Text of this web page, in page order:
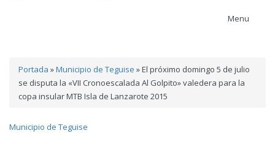
Menu
Portada »Municipio de Teguise »El próximo domingo 5 de julio
se disputa la «VII Cronoescalada Al Golpito» valedera para la
copa insular MTB Isla de Lanzarote 2015
Municipio de Teguise